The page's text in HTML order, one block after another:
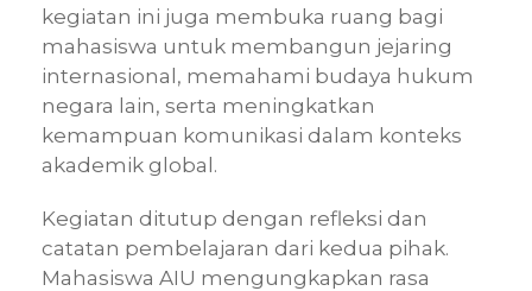
kegiatan ini juga membuka ruang bagi
mahasiswa untuk membangun jejaring
internasional, memahami budaya hukum
negara lain, serta meningkatkan
kemampuan komunikasi dalam konteks
akademik global.
Kegiatan ditutup dengan refleksi dan
catatan pembelajaran dari kedua pihak.
Mahasiswa AIU mengungkapkan rasa